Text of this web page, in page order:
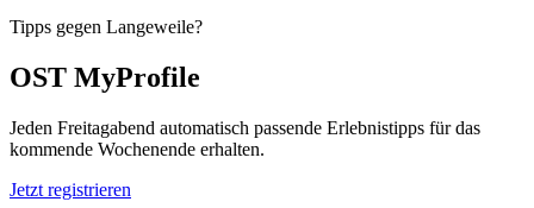
Tipps gegen Langeweile?
OST MyProfile
Jeden Freitagabend automatisch passende Erlebnistipps für das
kommende Wochenende erhalten.
Jetzt registrieren